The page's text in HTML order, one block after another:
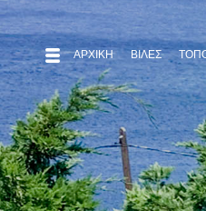
ΑΡΧΙΚΉ ΒΙΛΕΣ